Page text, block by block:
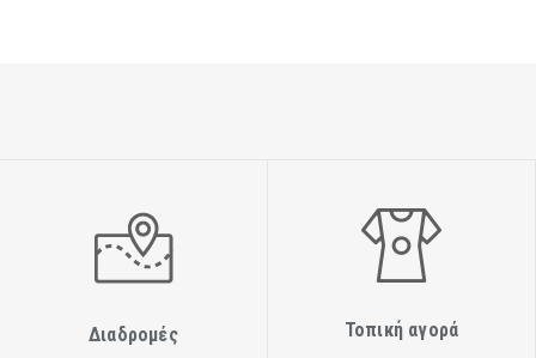
Διαδρομές Τοπική αγορά